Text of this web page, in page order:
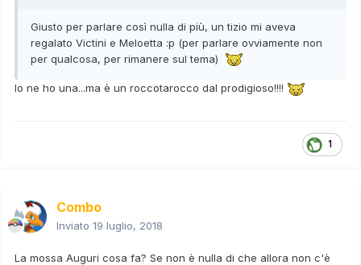
Giusto per parlare così nulla di più, un tizio mi aveva
regalato Victini e Meloetta :p (per parlare ovviamente non
per qualcosa, per rimanere sul tema)
Io ne ho una...ma è un roccotarocco dal prodigioso!!!!
1
Combo
Inviato 19 luglio, 2018
La mossa Auguri cosa fa? Se non è nulla di che allora non c'è